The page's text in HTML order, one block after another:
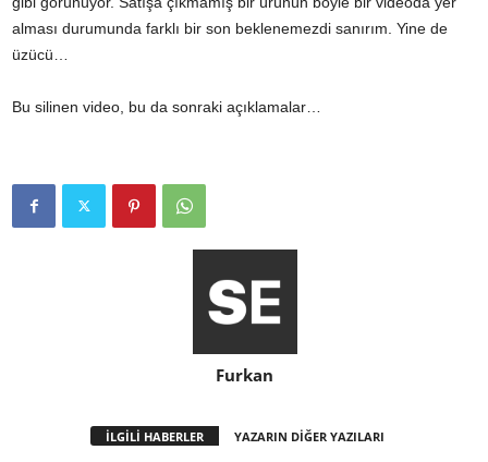
alması durumunda farklı bir son beklenemezdi sanırım. Yine de
üzücü…
Bu silinen video, bu da sonraki açıklamalar…
Furkan
İLGİLİ HABERLER YAZARIN DİĞER YAZILARI